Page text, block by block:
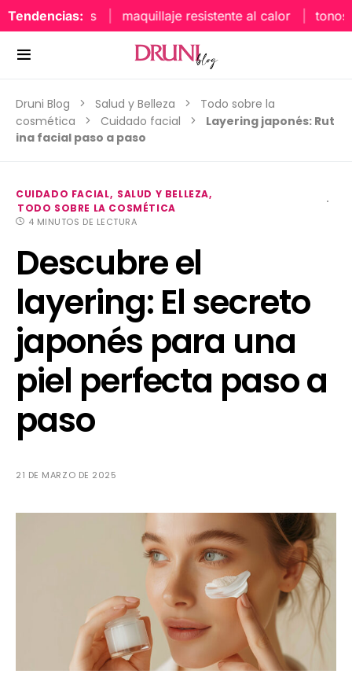
Tendencias: maquillaje resistente al calor tonos
Druni Blog Salud y Belleza
Todo sobre la
cosmética
Cuidado facial
Layering japonés: Rut
ina facial paso a paso
CUIDADO FACIAL
SALUD Y BELLEZA
TODO SOBRE LA COSMÉTICA
4 MINUTOS DE LECTURA
Descubre el
layering: El secreto
japonés para una
piel perfecta paso a
paso
21 DE MARZO DE 2025